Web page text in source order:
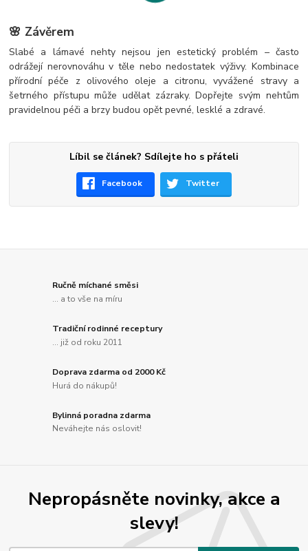
🌸 Závěrem
Slabé a lámavé nehty nejsou jen estetický problém – často
odrážejí nerovnováhu v těle nebo nedostatek výživy. Kombinace
přírodní péče z olivového oleje a citronu, vyvážené stravy a
šetrného přístupu může udělat zázraky. Dopřejte svým nehtům
pravidelnou péči a brzy budou opět pevné, lesklé a zdravé.
Líbil se článek? Sdílejte ho s přáteli
Facebook Twitter
Ručně míchané směsi
... a to vše na míru
Tradiční rodinné receptury
... již od roku 2011
Doprava zdarma od 2000 Kč
Hurá do nákupů!
Bylinná poradna zdarma
Neváhejte nás oslovit!
Nepropásněte novinky, akce a
slevy!